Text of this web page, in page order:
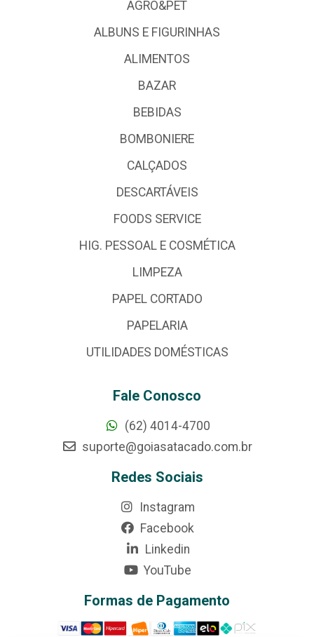
AGRO&PET
ALBUNS E FIGURINHAS
ALIMENTOS
BAZAR
BEBIDAS
BOMBONIERE
CALÇADOS
DESCARTÁVEIS
FOODS SERVICE
HIG. PESSOAL E COSMÉTICA
LIMPEZA
PAPEL CORTADO
PAPELARIA
UTILIDADES DOMÉSTICAS
Fale Conosco
(62) 4014-4700
suporte@goiasatacado.com.br
Redes Sociais
Instagram
Facebook
Linkedin
YouTube
Formas de Pagamento